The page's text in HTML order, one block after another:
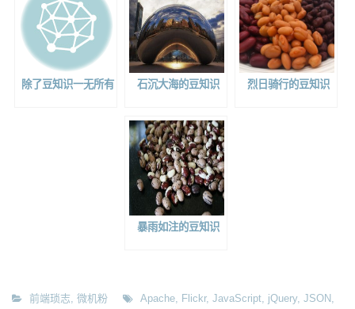
除了豆知识一无所有 石沉大海的豆知识 烈日骑行的豆知识
暴雨如注的豆知识
前端琐志 微机粉 Apache Flickr, JavaScript jQuery, JSON